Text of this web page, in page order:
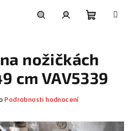
košík
nožičkách
cm VAV5339
Podrobnosti hodnocení